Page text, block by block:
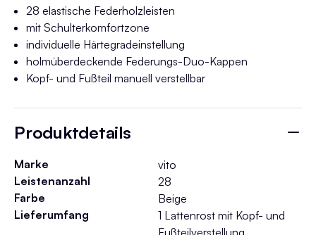
28 elastische Federholzleisten
mit Schulterkomfortzone
individuelle Härtegradeinstellung
holmüberdeckende Federungs-Duo-Kappen
Kopf- und Fußteil manuell verstellbar
Produktdetails
Marke
vito
Leistenanzahl
28
Farbe
Beige
Lieferumfang
1 Lattenrost mit Kopf- und
Fußteilverstellung